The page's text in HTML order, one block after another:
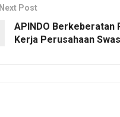
Next Post
APINDO Berkeberatan
Kerja Perusahaan